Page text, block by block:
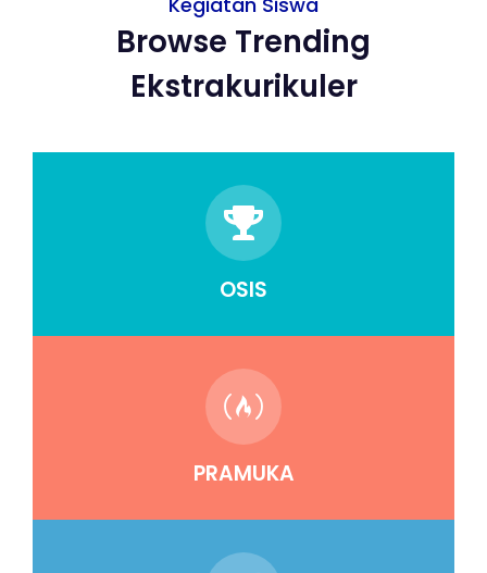
Browse Trending
Ekstrakurikuler
OSIS
PRAMUKA